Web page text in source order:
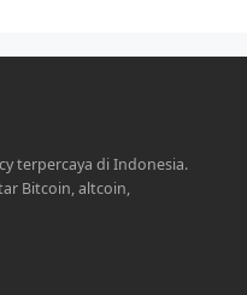
terpercaya di Indonesia.
Bitcoin, altcoin,